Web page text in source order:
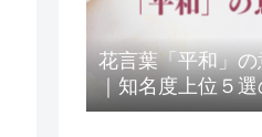
花言葉「平和」
｜知名度上位５
厳選し紹介